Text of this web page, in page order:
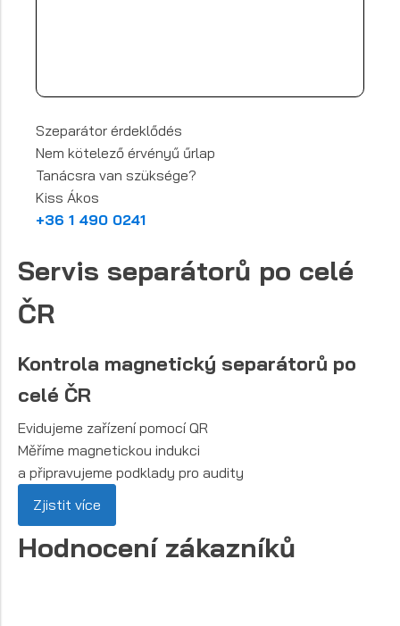
Szeparátor érdeklődés
Nem kötelező érvényű űrlap
Tanácsra van szüksége?
Kiss Ákos
+36 1 490 0241
Servis separátorů po celé
ČR
Kontrola magnetický separátorů po
celé ČR
Evidujeme zařízení pomocí QR
Měříme magnetickou indukci
a připravujeme podklady pro audity
Zjistit více
Hodnocení zákazníků